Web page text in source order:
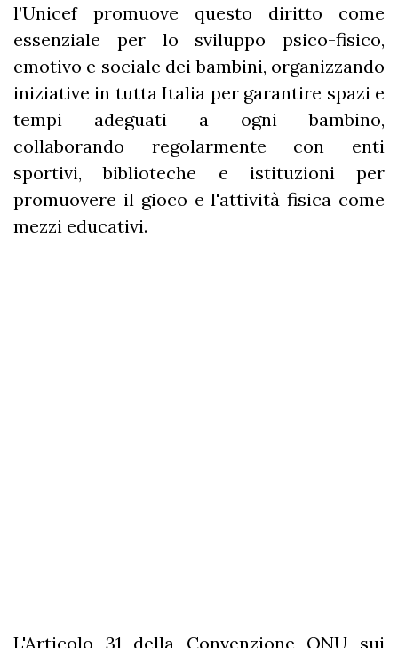
l’Unicef promuove questo diritto come
essenziale per lo sviluppo psico-fisico,
emotivo e sociale dei bambini, organizzando
iniziative in tutta Italia per garantire spazi e
tempi adeguati a ogni bambino,
collaborando regolarmente con enti
sportivi, biblioteche e istituzioni per
promuovere il gioco e l'attività fisica come
mezzi educativi.
L'Articolo 31 della Convenzione ONU sui